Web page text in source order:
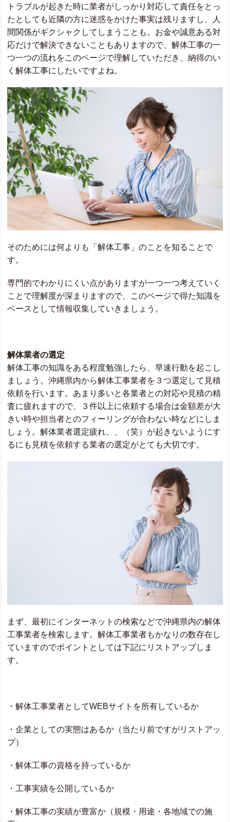
トラブルが起きた時に業者がしっかり対応して責任をとっ
たとしても近隣の方に迷惑をかけた事実は残りますし、人
間関係がギクシャクしてしまうことも。お金や誠意ある対
応だけで解決できないこともありますので、解体工事の一
つ一つの流れをこのページで理解していただき、納得のい
く解体工事にしたいですよね。
そのためには何よりも「解体工事」のことを知ることで
す。
専門的でわかりにくい点がありますが一つ一つ考えていく
ことで理解度が深まりますので、このページで得た知識を
ベースとして情報収集していきましょう。
解体業者の選定
解体工事の知識をある程度勉強したら、早速行動を起こし
ましょう。沖縄県内から解体工事業者を３つ選定して見積
依頼を行います。あまり多いと各業者との対応や見積の精
査に疲れますので、３件以上に依頼する場合は金額差が大
きい時や担当者とのフィーリングが合わない時などにしま
しょう。解体業者選定疲れ、、（笑）が起きないようにす
るにも見積を依頼する業者の選定がとても大切です。
まず、最初にインターネットの検索などで沖縄県内の解体
工事業者を検索します。解体工事業者もかなりの数存在し
ていますのでポイントとしては下記にリストアップしま
す。
・解体工事業者としてWEBサイトを所有しているか
・企業としての実態はあるか（当たり前ですがリストアッ
プ）
・解体工事の資格を持っているか
・工事実績を公開しているか
・解体工事の実績が豊富か（規模・用途・各地域での施